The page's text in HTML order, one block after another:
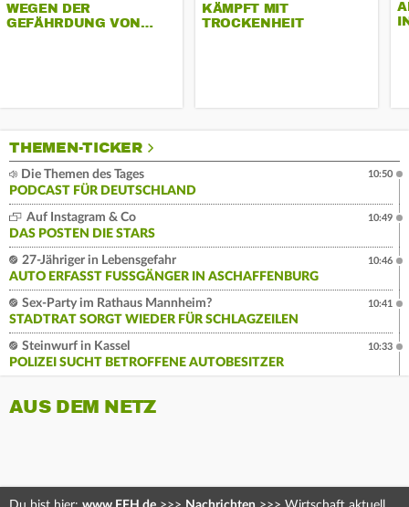
WEGEN DER
GEFÄHRDUNG VON…
KÄMPFT MIT
TROCKENHEIT
THEMEN-TICKER
Die Themen des Tages
PODCAST FÜR DEUTSCHLAND
10:50
Auf Instagram & Co
DAS POSTEN DIE STARS
10:49
27-Jähriger in Lebensgefahr
AUTO ERFASST FUSSGÄNGER IN ASCHAFFENBURG
10:46
Sex-Party im Rathaus Mannheim?
STADTRAT SORGT WIEDER FÜR SCHLAGZEILEN
10:41
Steinwurf in Kassel
POLIZEI SUCHT BETROFFENE AUTOBESITZER
10:33
AUS DEM NETZ